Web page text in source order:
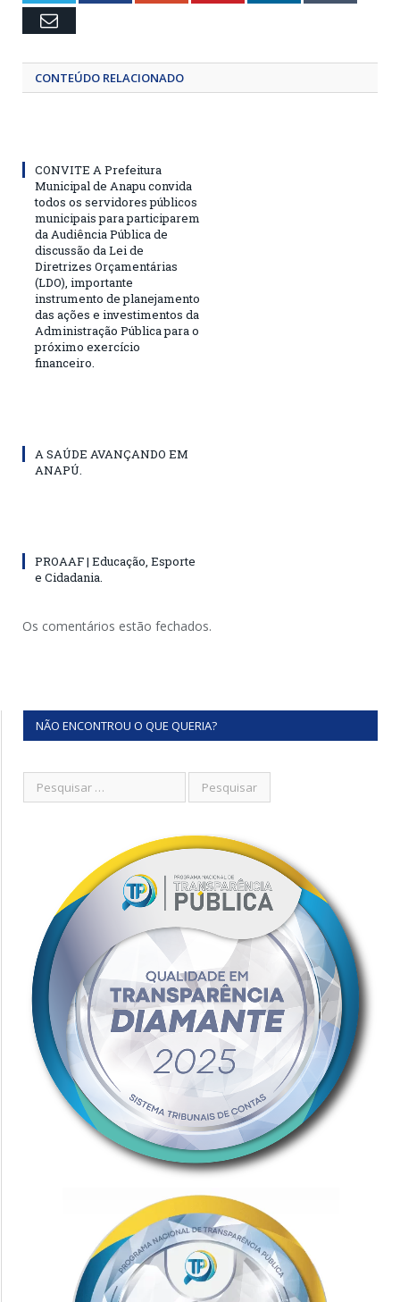
Email
CONTEÚDO RELACIONADO
CONVITE A Prefeitura
Municipal de Anapu convida
todos os servidores públicos
municipais para participarem
da Audiência Pública de
discussão da Lei de
Diretrizes Orçamentárias
(LDO), importante
instrumento de planejamento
das ações e investimentos da
Administração Pública para o
próximo exercício
financeiro.
A SAÚDE AVANÇANDO EM
ANAPÚ.
PROAAF | Educação, Esporte
e Cidadania.
Os comentários estão fechados.
NÃO ENCONTROU O QUE QUERIA?